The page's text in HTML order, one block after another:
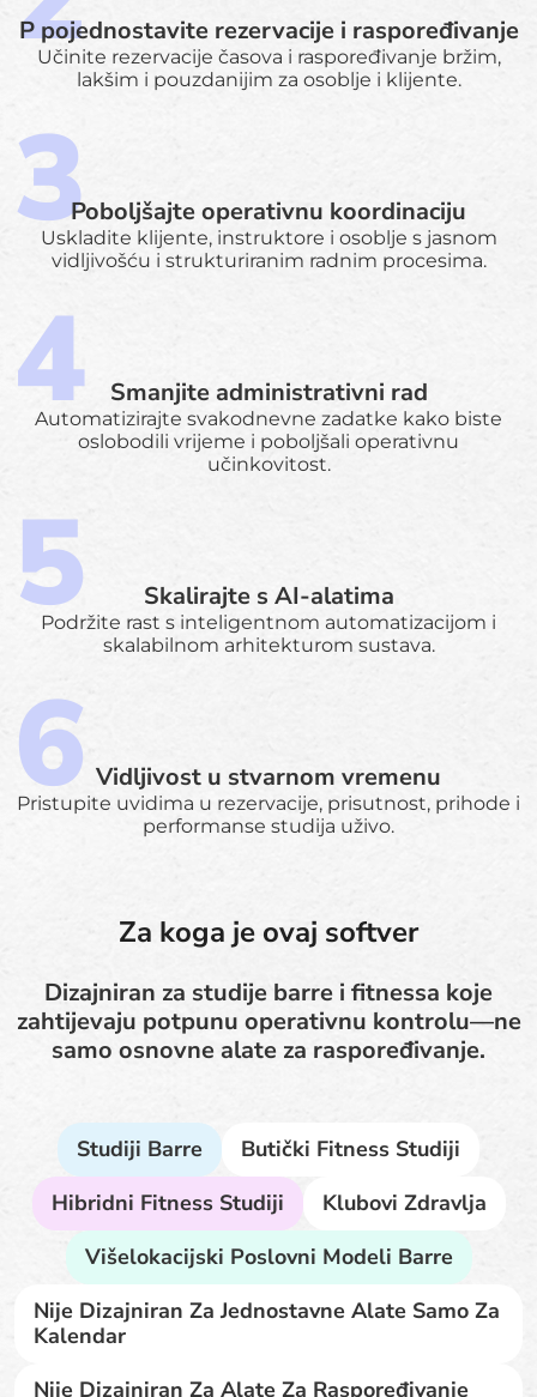
P pojednostavite rezervacije i raspoređivanje
Učinite rezervacije časova i raspoređivanje bržim,
lakšim i pouzdanijim za osoblje i klijente.
Poboljšajte operativnu koordinaciju
Uskladite klijente, instruktore i osoblje s jasnom
vidljivošću i strukturiranim radnim procesima.
Smanjite administrativni rad
Automatizirajte svakodnevne zadatke kako biste
oslobodili vrijeme i poboljšali operativnu
učinkovitost.
Skalirajte s AI-alatima
Podržite rast s inteligentnom automatizacijom i
skalabilnom arhitekturom sustava.
Vidljivost u stvarnom vremenu
Pristupite uvidima u rezervacije, prisutnost, prihode i
performanse studija uživo.
Za koga je ovaj softver
Dizajniran za studije barre i fitnessa koje
zahtijevaju potpunu operativnu kontrolu—ne
samo osnovne alate za raspoređivanje.
Studiji Barre
Butički Fitness Studiji
Hibridni Fitness Studiji
Klubovi Zdravlja
Višelokacijski Poslovni Modeli Barre
Nije Dizajniran Za Jednostavne Alate Samo Za
Kalendar
Nije Dizajniran Za Alate Za Raspoređivanje